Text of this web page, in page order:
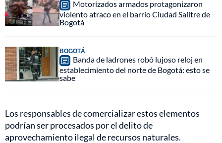
Motorizados armados protagonizaron
violento atraco en el barrio Ciudad Salitre de
Bogotá
BOGOTÁ
Banda de ladrones robó lujoso reloj en
establecimiento del norte de Bogotá: esto se
sabe
Los responsables de comercializar estos elementos
podrían ser procesados por el delito de
aprovechamiento ilegal de recursos naturales.